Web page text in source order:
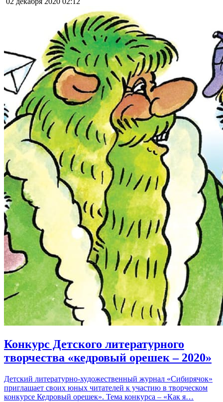
Конкурс Детского литературного
творчества «кедровый орешек – 2020»
Детский литературно-художественный журнал «Сибирячок»
приглашает своих юных читателей к участию в творческом
конкурсе Кедровый орешек». Тема конкурса – «Как я…